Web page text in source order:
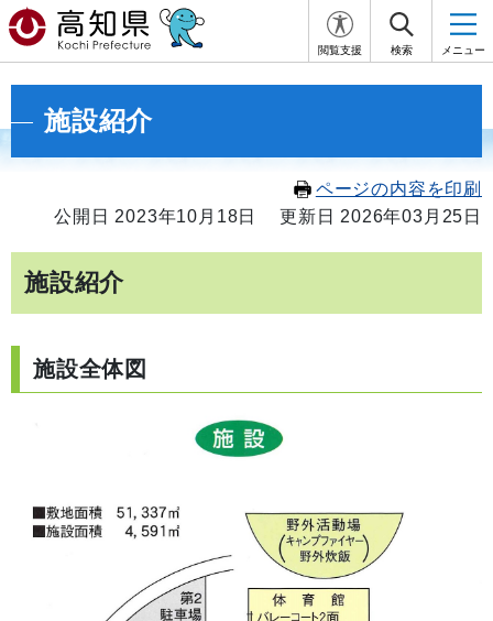
閲覧支援 検索 メニュー
施設紹介
ページの内容を印刷
公開日 2023年10月18日
更新日 2026年03月25日
施設紹介
施設全体図